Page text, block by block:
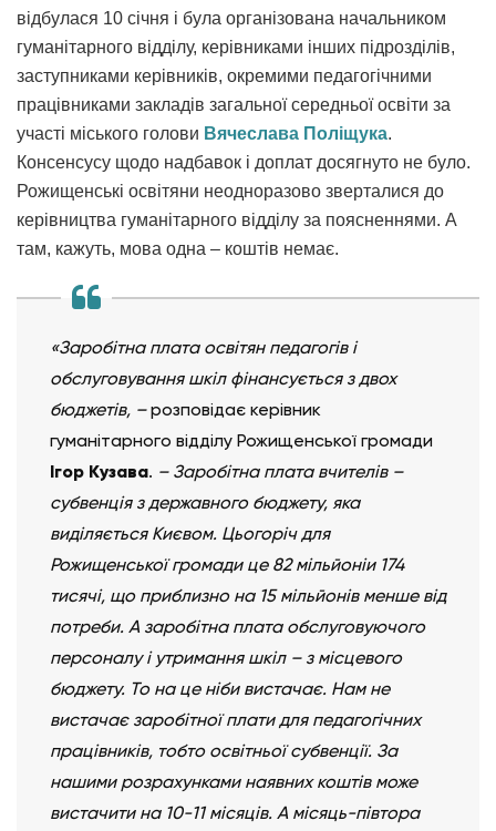
відбулася 10 січня і була організована начальником
гуманітарного відділу, керівниками інших підрозділів,
заступниками керівників, окремими педагогічними
працівниками закладів загальної середньої освіти за
участі міського голови Вячеслава Поліщука.
Консенсусу щодо надбавок і доплат досягнуто не було.
Рожищенські освітяни неодноразово зверталися до
керівництва гуманітарного відділу за поясненнями. А
там, кажуть, мова одна – коштів немає.
«Заробітна плата освітян педагогів і
обслуговування шкіл фінансується з двох
бюджетів, –розповідає керівник
гуманітарного відділу Рожищенської громади
Ігор Кузава. – Заробітна плата вчителів –
субвенція з державного бюджету, яка
виділяється Києвом. Цьогоріч для
Рожищенської громади це 82 мільйоніи 174
тисячі, що приблизно на 15 мільйонів менше від
потреби. А заробітна плата обслуговуючого
персоналу і утримання шкіл – з місцевого
бюджету. То на це ніби вистачає. Нам не
вистачає заробітної плати для педагогічних
працівників, тобто освітньої субвенції. За
нашими розрахунками наявних коштів може
вистачити на 10-11 місяців. А місяць-півтора